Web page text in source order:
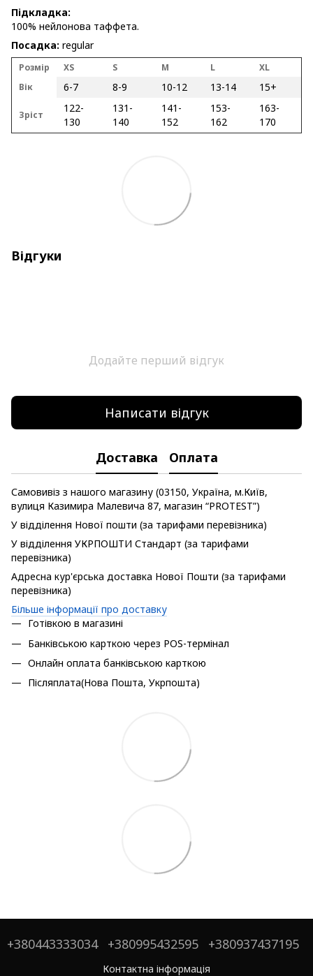
Підкладка:
100% нейлонова таффета.
Посадка: regular
Розмір XS S M L
XL
Вік
6-7 8-9 10-12 13-14 15+
Зріст
122-
130
131-
140
141-
152
153-
162
163-
170
Відгуки
Додайте перший відгук
Написати відгук
Доставка Оплата
Самовивіз з нашого магазину (03150, Україна, м.Київ,
вулиця Казимира Малевича 87, магазин “PROTEST”)
У відділення Нової пошти (за тарифами перевізника)
У відділення УКРПОШТИ Стандарт (за тарифами
перевізника)
Адресна кур'єрська доставка Нової Пошти (за тарифами
перевізника)
Більше інформації про доставку
Готівкою в магазині
Банківською карткою через POS-термінал
Онлайн оплата банківською карткою
Післяплата(Нова Пошта, Укрпошта)
+380443333034 +380995432595 +380937437195
Контактна інформація